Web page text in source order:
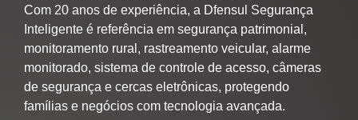
Com 20 anos de experiência, a Dfensul Segurança
Inteligente é referência em segurança patrimonial,
monitoramento rural, rastreamento veicular, alarme
monitorado, sistema de controle de acesso, câmeras
de segurança e cercas eletrônicas, protegendo
famílias e negócios com tecnologia avançada.